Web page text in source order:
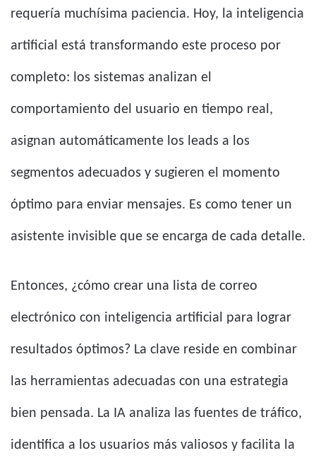
requería muchísima paciencia. Hoy, la inteligencia
artificial está transformando este proceso por
completo: los sistemas analizan el
comportamiento del usuario en tiempo real,
asignan automáticamente los leads a los
segmentos adecuados y sugieren el momento
óptimo para enviar mensajes. Es como tener un
asistente invisible que se encarga de cada detalle.
Entonces, ¿cómo crear una lista de correo
electrónico con inteligencia artificial para lograr
resultados óptimos? La clave reside en combinar
las herramientas adecuadas con una estrategia
bien pensada. La IA analiza las fuentes de tráfico,
identifica a los usuarios más valiosos y facilita la